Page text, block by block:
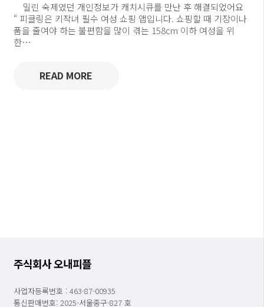
밀린 숙제였던 개인정보가 캐치시큐를 만난 후 해결되었어요
“ 피클링은 키작녀 필수 여성 쇼핑 앱입니다. 쇼핑할 때 기장이나
품을 줄여야 하는 불편함을 많이 겪는 158cm 이하 여성을 위
한…
READ MORE
주식회사 오내피플
사업자등록번호 : 463-87-00935
통신판매번호: 2025-서울중구-827 호